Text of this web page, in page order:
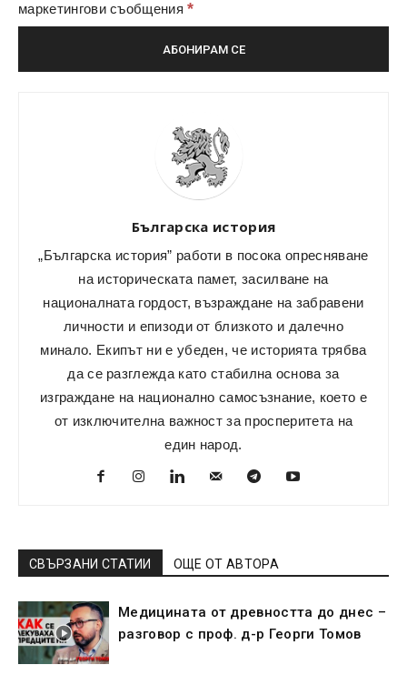
маркетингови съобщения*
Българска история
„Българска история” работи в посока опресняване
на историческата памет, засилване на
националната гордост, възраждане на забравени
личности и епизоди от близкото и далечно
минало. Екипът ни е убеден, че историята трябва
да се разглежда като стабилна основа за
изграждане на национално самосъзнание, което е
от изключителна важност за просперитета на
един народ.
СВЪРЗАНИ СТАТИИ ОЩЕ ОТ АВТОРА
Медицината от древността до днес –
разговор с проф. д-р Георги Томов